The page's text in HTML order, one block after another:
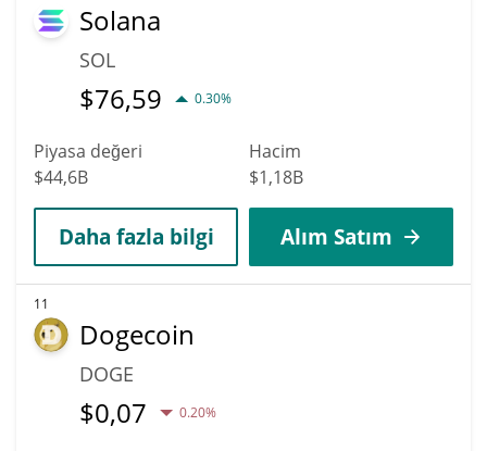
Solana
SOL
$76,59 0.30%
Piyasa değeri
$44,6B
Hacim
$1,18B
Daha fazla bilgi Alım Satım
11
Dogecoin
DOGE
$0,07 0.20%